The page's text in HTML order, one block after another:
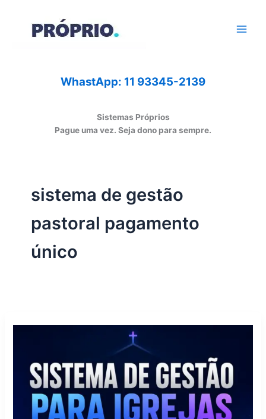
WhastApp: 11 93345-2139
Sistemas Próprios
Pague uma vez. Seja dono para sempre.
sistema de gestão
pastoral pagamento
único